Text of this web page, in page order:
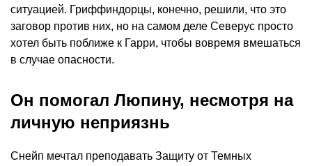
ситуацией. Гриффиндорцы, конечно, решили, что это
заговор против них, но на самом деле Северус просто
хотел быть поближе к Гарри, чтобы вовремя вмешаться
в случае опасности.
Он помогал Люпину, несмотря на
личную неприязнь
Снейп мечтал преподавать Защиту от Темных